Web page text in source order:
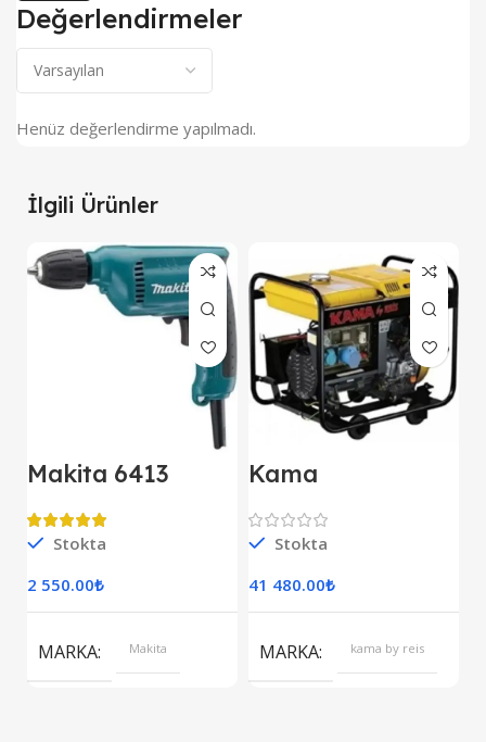
Değerlendirmeler
Henüz değerlendirme yapılmadı.
İlgili Ürünler
Makita 6413
Stokta
2 550.00₺
MARKA Makita
Kama
Kipor Dizel
Jeneratör Marşlı
Monofaze
Stokta
41 480.00₺
MARKA kama by reis